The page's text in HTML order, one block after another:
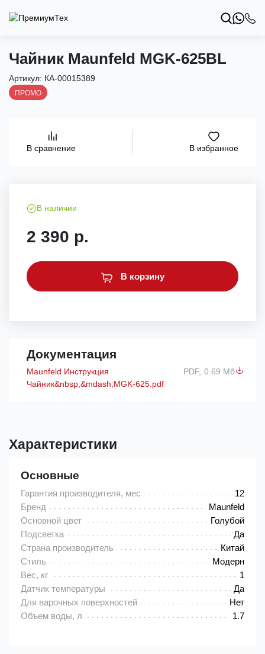
Чайник Maunfeld MGK-625BL
Артикул: КА-00015389
ПРОМО
В сравнение В избранное
В наличии
2 390 р.
В корзину
Документация
Maunfeld Инструкция
Чайник&nbsp;&mdash;MGK-625.pdf
PDF, 0.69 Мб
Характеристики
Основные
Гарантия производителя, мес
12
Бренд
Maunfeld
Основной цвет
Голубой
Подсветка
Да
Страна производитель
Китай
Стиль
Модерн
Вес, кг
1
Датчик температуры
Да
Для варочных поверхностей
Нет
Объем воды, л
1.7